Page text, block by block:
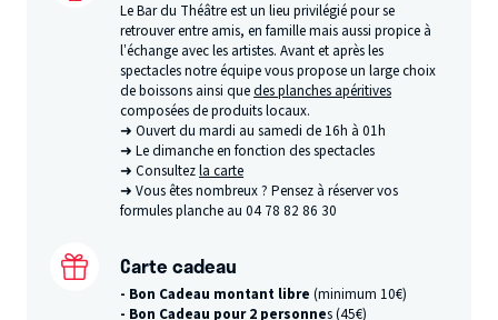
Le Bar du Théâtre est un lieu privilégié pour se
retrouver entre amis, en famille mais aussi propice à
l’échange avec les artistes. Avant et après les
spectacles notre équipe vous propose un large choix
de boissons ainsi quedes planches apéritives
composées de produits locaux.
➜ Ouvert du mardi au samedi de 16h à 01h
➜ Le dimanche en fonction des spectacles
➜ Consultezla carte
➜ Vous êtes nombreux ? Pensez à réserver vos
formules planche au 04 78 82 86 30
Carte cadeau
- Bon Cadeau montant libre (minimum 10€)
- Bon Cadeau pour 2 personnes (45€)